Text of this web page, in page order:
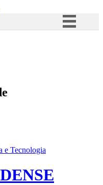
Acesso à informação
e Tecnologia